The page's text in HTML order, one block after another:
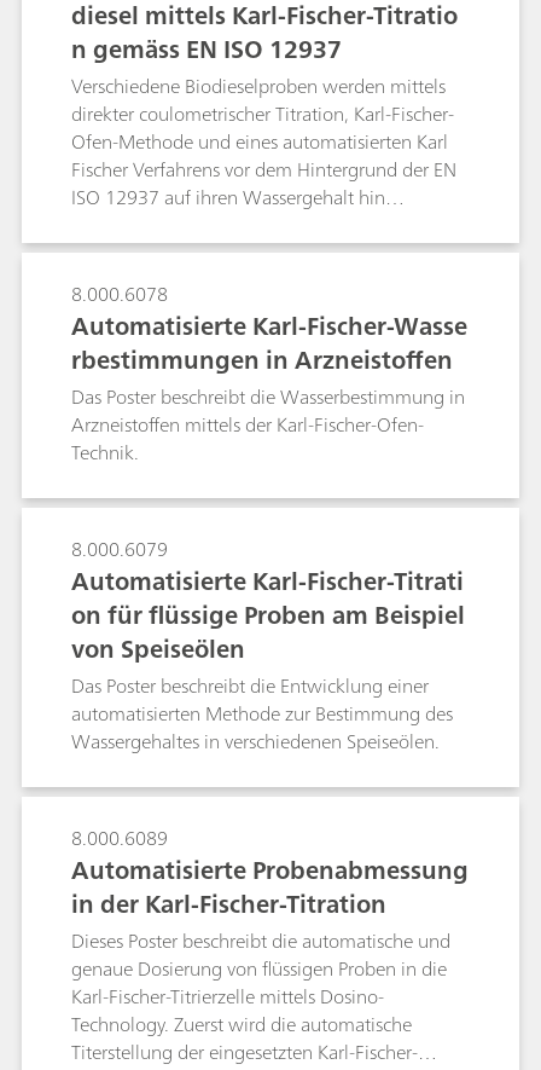
ist problemlos auf die Bestimmung von Wasser
in zucker- und fetthaltigen Matrices
anzuwenden.
Experimente haben gezeigt, dass neben der
Bestimmung der Ofentemperatur die
Probenvorbereitung einer der wichtigsten
Analyseschritte ist, insbesondere im Falle von
hygroskopischen Kunststoffproben.
diesel mittels Karl-Fischer-Titratio
n gemäss EN ISO 12937
Verschiedene Biodieselproben werden mittels
direkter coulometrischer Titration, Karl-Fischer-
Ofen-Methode und eines automatisierten Karl
Fischer Verfahrens vor dem Hintergrund der EN
ISO 12937 auf ihren Wassergehalt hin
8.000.6078
Automatisierte Karl-Fischer-Wasse
rbestimmungen in Arzneistoffen
Das Poster beschreibt die Wasserbestimmung in
Arzneistoffen mittels der Karl-Fischer-Ofen-
Technik.
8.000.6079
Automatisierte Karl-Fischer-Titrati
on für flüssige Proben am Beispiel
von Speiseölen
Das Poster beschreibt die Entwicklung einer
automatisierten Methode zur Bestimmung des
Wassergehaltes in verschiedenen Speiseölen.
8.000.6089
Automatisierte Probenabmessung
in der Karl-Fischer-Titration
Dieses Poster beschreibt die automatische und
genaue Dosierung von flüssigen Proben in die
Karl-Fischer-Titrierzelle mittels Dosino-
Technology. Zuerst wird die automatische
Titerstellung der eingesetzten Karl-Fischer-